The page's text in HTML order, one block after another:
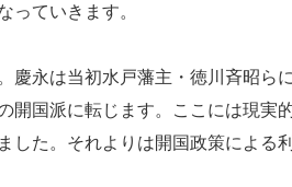
っていきます。
慶永は当初水戸藩主・徳川斉昭らに
開国派に転じます。ここには現実
した。それよりは開国政策による利